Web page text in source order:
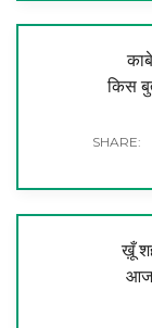
किस
ख़ूँ
आज